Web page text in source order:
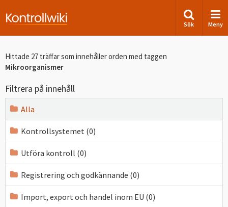
Sök Meny
Hittade 27 träffar som innehåller orden med taggen
Mikroorganismer
Filtrera på innehåll
Alla
Kontrollsystemet (0)
Utföra kontroll (0)
Registrering och godkännande (0)
Import, export och handel inom EU (0)